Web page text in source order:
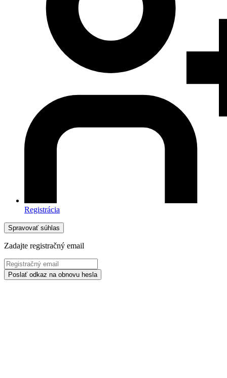
Registrácia
Spravovať súhlas
Zadajte registračný email
Poslať odkaz na obnovu hesla